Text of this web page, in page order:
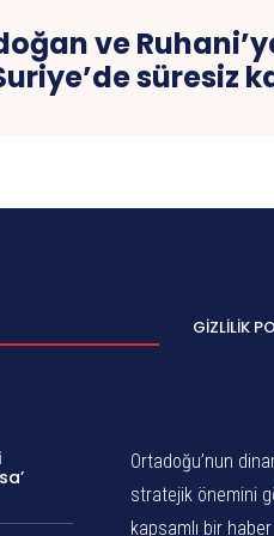
ve
süresiz
GIZLILIK
Ortadoğu’nun
stratejik önemini
kapsamlı bir